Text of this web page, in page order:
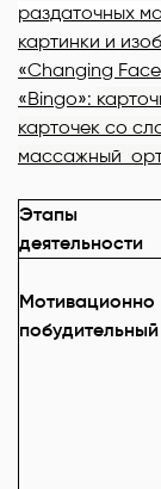
раздаточных
картинки и
«Changing
«Bingo»:
карточек со
массажный
Этапы
деятельности
Мотивационно
побудительный